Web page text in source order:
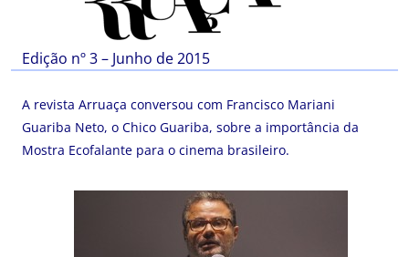
Edição nº 3 – Junho de 2015
A revista Arruaça conversou com Francisco Mariani
Guariba Neto, o Chico Guariba, sobre a importância da
Mostra Ecofalante para o cinema brasileiro.